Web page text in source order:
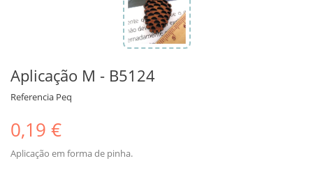
Aplicação M - B5124
Referencia Peq
0,19 €
Aplicação em forma de pinha.